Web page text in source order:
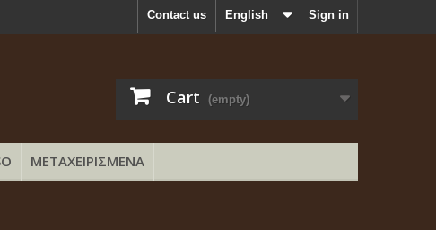
Sign in
English
Contact us
Cart (empty)
ΜΕΤΑΧΕΙΡΙΣΜΕΝΑ